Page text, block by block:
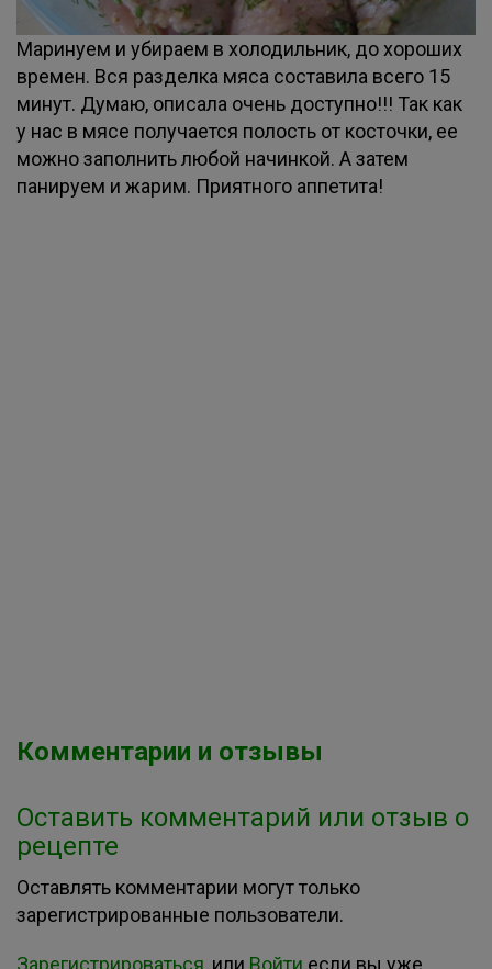
Маринуем и убираем в холодильник, до хороших
времен. Вся разделка мяса составила всего 15
минут. Думаю, описала очень доступно!!! Так как
у нас в мясе получается полость от косточки, ее
можно заполнить любой начинкой. А затем
панируем и жарим. Приятного аппетита!
Комментарии и отзывы
Оставить комментарий или отзыв о
рецепте
Оставлять комментарии могут только
зарегистрированные пользователи.
Зарегистрироваться, или Войти если вы уже